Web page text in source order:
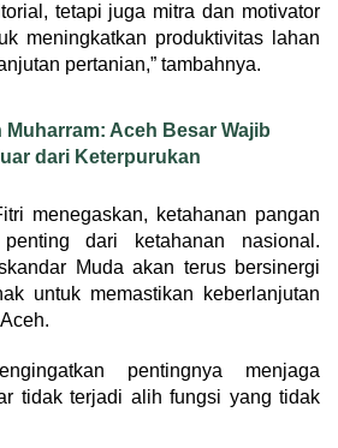
tetapi juga mitra dan motivator
meningkatkan produktivitas lahan
pertanian,” tambahnya.
Muharram: Aceh Besar Wajib
dari Keterpurukan
menegaskan, ketahanan pangan
dari ketahanan nasional.
Muda akan terus bersinergi
untuk memastikan keberlanjutan
pentingnya menjaga
tidak terjadi alih fungsi yang tidak